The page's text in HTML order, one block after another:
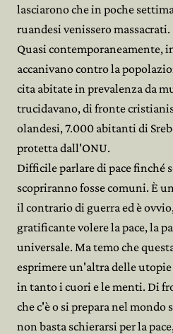
lasciarono che in poche
ruandesi venissero massacrati.
Quasi contemporaneamente,
accanivano contro la
cita abitate in prevalenza da
trucidavano, di fronte
olandesi, 7.000 abitanti di
protetta dall'ONU.
Difficile parlare di pace finché
scopriranno fosse comuni. È
il contrario di guerra ed è
gratificante volere la pace, la
universale. Ma temo che
esprimere un'altra delle
in tanto i cuori e le menti. Di
che c'è o si prepara nel mondo
non basta schierarsi per la